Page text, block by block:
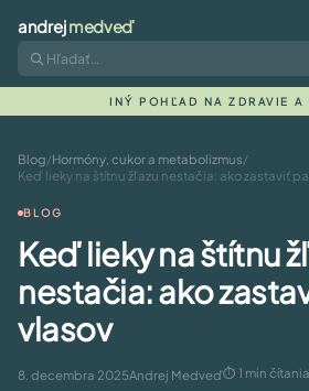
andrejmedveď
INÝ POHĽAD NA ZDRAVIE A
Blog/Hormóny, cukor a metabolizmus/
Keď lieky na štítnu žľazu nestačia: ako zastaviť
BLOG
Keď lieky na štítnu
nestačia: ako
vlasov
8. decembra 2025Andrej Medveď⏱ 1 min čítania